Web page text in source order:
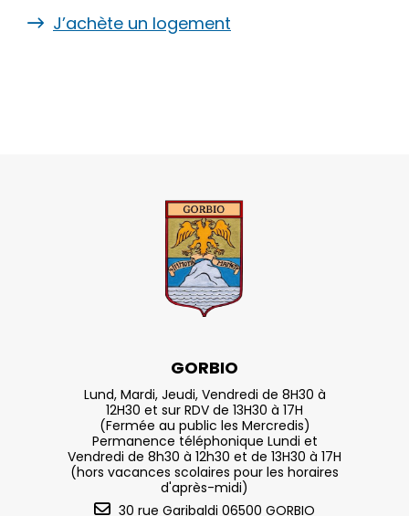
J’achète un logement
GORBIO
Lund, Mardi, Jeudi, Vendredi de 8H30 à
12H30 et sur RDV de 13H30 à 17H
(Fermée au public les Mercredis)
Permanence téléphonique Lundi et
Vendredi de 8h30 à 12h30 et de 13H30 à 17H
(hors vacances scolaires pour les horaires
d'après-midi)
30 rue Garibaldi 06500 GORBIO